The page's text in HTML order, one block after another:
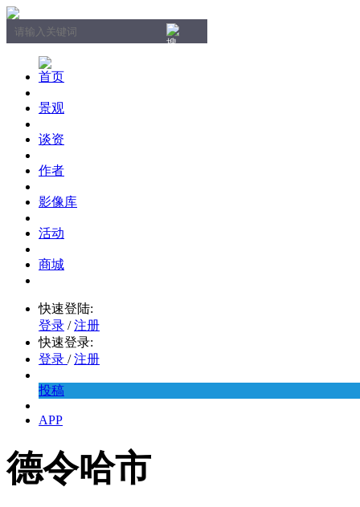
首页
景观
谈资
作者
影像库
活动
商城
快速登陆:
登录 / 注册
快速登录:
登录 / 注册
投稿
APP
德令哈市